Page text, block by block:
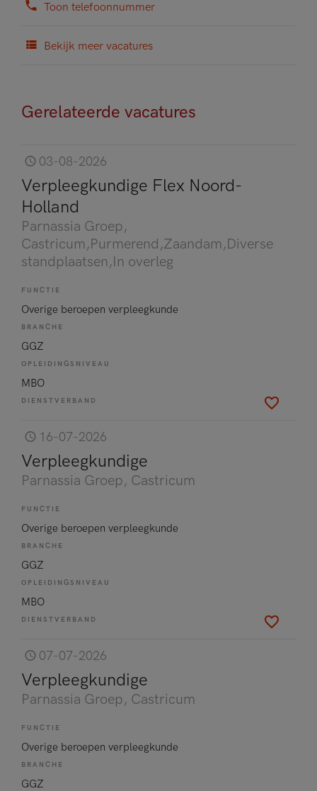
Toon telefoonnummer
Bekijk meer vacatures
Gerelateerde vacatures
03-08-2026
Verpleegkundige Flex Noord-
Holland
Parnassia Groep,
Castricum,Purmerend,Zaandam,Diverse
standplaatsen,In overleg
FUNCTIE
Overige beroepen verpleegkunde
BRANCHE
GGZ
OPLEIDINGSNIVEAU
MBO
DIENSTVERBAND
16-07-2026
Verpleegkundige
Parnassia Groep, Castricum
FUNCTIE
Overige beroepen verpleegkunde
BRANCHE
GGZ
OPLEIDINGSNIVEAU
MBO
DIENSTVERBAND
07-07-2026
Verpleegkundige
Parnassia Groep, Castricum
FUNCTIE
Overige beroepen verpleegkunde
BRANCHE
GGZ